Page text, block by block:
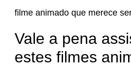
filme animado que merece
Vale a pena
estes filmes